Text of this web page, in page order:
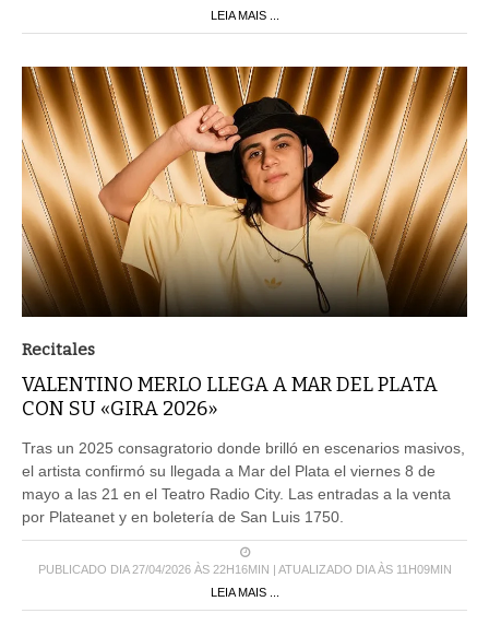
LEIA MAIS ...
Recitales
VALENTINO MERLO LLEGA A MAR DEL PLATA
CON SU «GIRA 2026»
Tras un 2025 consagratorio donde brilló en escenarios masivos,
el artista confirmó su llegada a Mar del Plata el viernes 8 de
mayo a las 21 en el Teatro Radio City. Las entradas a la venta
por Plateanet y en boletería de San Luis 1750.
PUBLICADO DIA 27/04/2026 ÀS 22H16MIN | ATUALIZADO DIA ÀS 11H09MIN
LEIA MAIS ...